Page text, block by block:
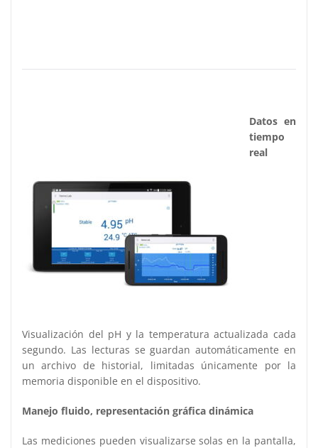
Datos en
tiempo
real
Visualización del pH y la temperatura actualizada cada
segundo. Las lecturas se guardan automáticamente en
un archivo de historial, limitadas únicamente por la
memoria disponible en el dispositivo.
Manejo fluido, representación gráfica dinámica
Las mediciones pueden visualizarse solas en la pantalla,